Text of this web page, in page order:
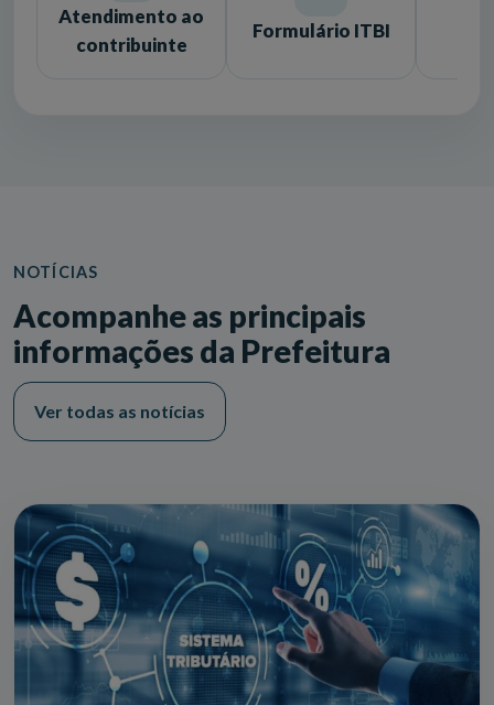
Atendimento ao
contribuinte
Formulário ITBI
NOTÍCIAS
Acompanhe as principais
informações da Prefeitura
Ver todas as notícias